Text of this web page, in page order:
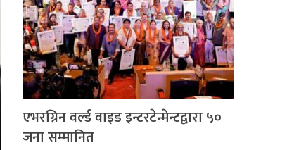
एभरग्रिन वर्ल्ड वाइड इन्टरटेन्मेन्टद्वारा ५०
जना सम्मानित